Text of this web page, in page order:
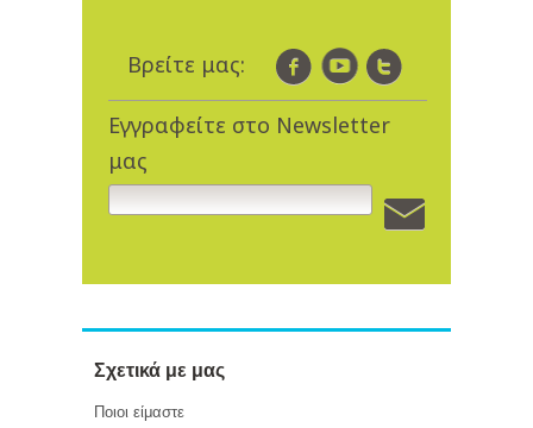
Βρείτε μας:
Εγγραφείτε στο Newsletter
μας
Σχετικά με μας
Ποιοι είμαστε